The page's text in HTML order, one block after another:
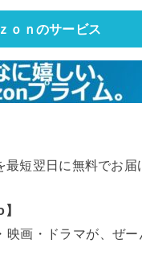
ｏｎのサービス
最短翌日に無料でお届
映画・ドラマが、ぜー